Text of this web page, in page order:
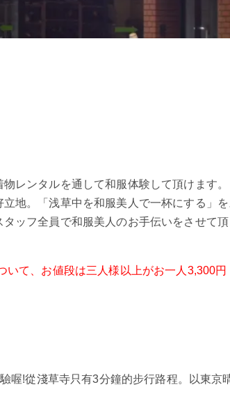
レンタルを通して和服体験して頂けます
地。「浅草中を和服美人で一杯にする」
ッフ全員で和服美人のお手伝いをさせて
て、お値段は三人様以上がお一人3,300
喔!從淺草寺只有3分鐘的步行路程。以東京